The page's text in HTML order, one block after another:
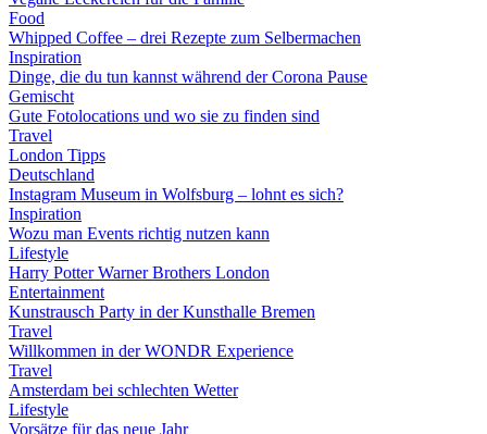
Food
Whipped Coffee – drei Rezepte zum Selbermachen
Inspiration
Dinge, die du tun kannst während der Corona Pause
Gemischt
Gute Fotolocations und wo sie zu finden sind
Travel
London Tipps
Deutschland
Instagram Museum in Wolfsburg – lohnt es sich?
Inspiration
Wozu man Events richtig nutzen kann
Lifestyle
Harry Potter Warner Brothers London
Entertainment
Kunstrausch Party in der Kunsthalle Bremen
Travel
Willkommen in der WONDR Experience
Travel
Amsterdam bei schlechten Wetter
Lifestyle
Vorsätze für das neue Jahr